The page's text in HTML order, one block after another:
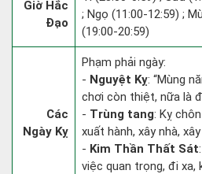
Giờ Hắc
Đạo
; Ngọ (11:00-12:59) ;
(19:00-20:59)
Các
Ngày Kỵ
Phạm phải ngày:
- Nguyệt Kỵ: “Mùng
chơi còn thiệt, nữa là
- Trùng tang: Kỵ
xuất hành, xây nhà,
- Kim Thần Thất Sát
việc quan trọng, đi xa,